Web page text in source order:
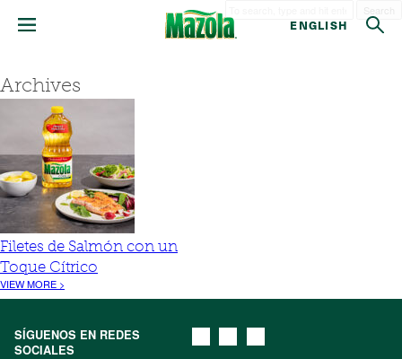
ENGLISH
Archives
Filetes de Salmón con un
Toque Cítrico
VIEW MORE >
SÍGUENOS EN REDES
SOCIALES